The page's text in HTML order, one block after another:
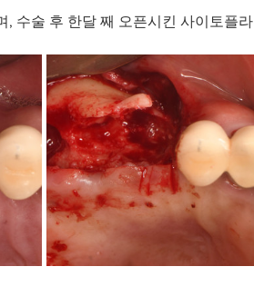
수술 후 한달 째 오픈시킨 사이토플라